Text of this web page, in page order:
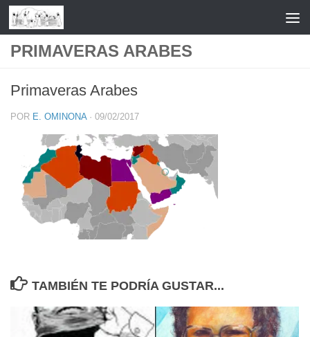
Saltar al contenido
PRIMAVERAS ARABES
Primaveras Arabes
POR E. OMINONA · 09/02/2017
TAMBIÉN TE PODRÍA GUSTAR...